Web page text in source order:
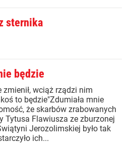
sternika
będzie
zmienił, wciąż rządzi nim
to będzie"Zdumiała mnie
że skarbów zrabowanych
Tytusa Flawiusza ze zburzonej
Jerozolimskiej było tak
ich...